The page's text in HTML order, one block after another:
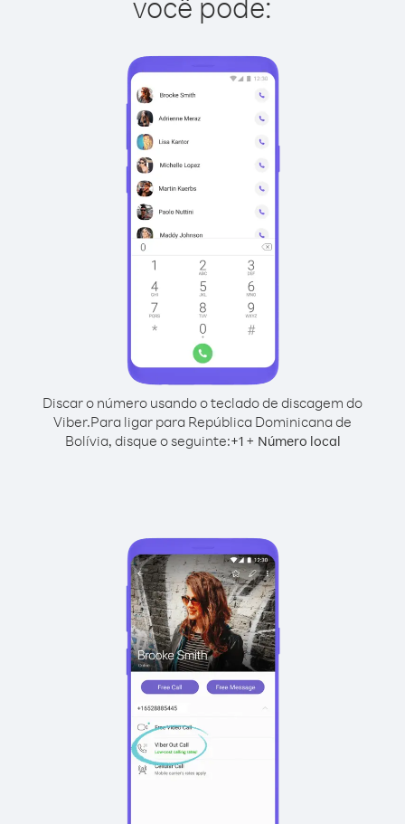
Discar o número usando o teclado de discagem do
Viber.Para ligar para República Dominicana de
Bolívia, disque o seguinte:+1+ Número local